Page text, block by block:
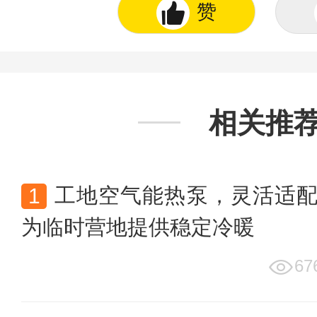
赞
相关推
工地空气能热泵，灵活适
为临时营地提供稳定冷暖